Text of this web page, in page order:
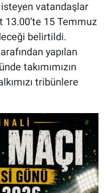
vatandaşlar
13.00’te 15 Temmuz
belirtildi.
yapılan
takımımızın
tribünlere